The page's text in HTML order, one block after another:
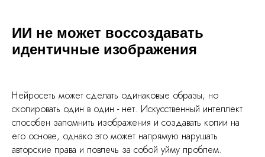
ИИ не может воссоздавать
идентичные изображения
Нейросеть может сделать одинаковые образы, но
скопировать один в один - нет. Искусственный интеллект
способен запомнить изображения и создавать копии на
его основе, однако это может напрямую нарушать
авторские права и повлечь за собой уйму проблем.